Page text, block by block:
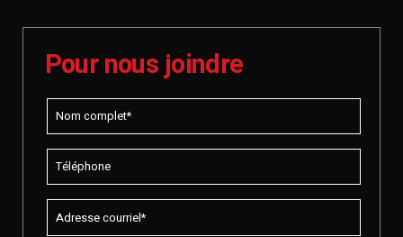
Pour nous joindre